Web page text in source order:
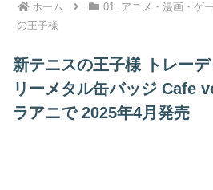
ホーム 01. アニメ・漫画・ゲ
の王子様
新テニスの王子様 トレー
リーメタル缶バッジ Cafe
ラアニで 2025年4月発売